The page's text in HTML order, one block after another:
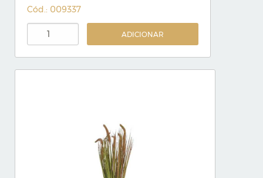
Cód.: 009337
ADICIONAR